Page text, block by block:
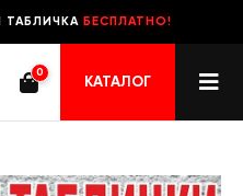
ТАБЛИЧКА БЕСПЛАТНО!
0
КАТАЛОГ